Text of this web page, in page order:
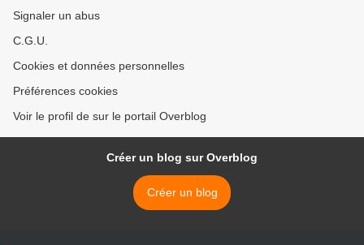
Signaler un abus
C.G.U.
Cookies et données personnelles
Préférences cookies
Voir le profil de sur le portail Overblog
Créer un blog sur Overblog
Créer un blog